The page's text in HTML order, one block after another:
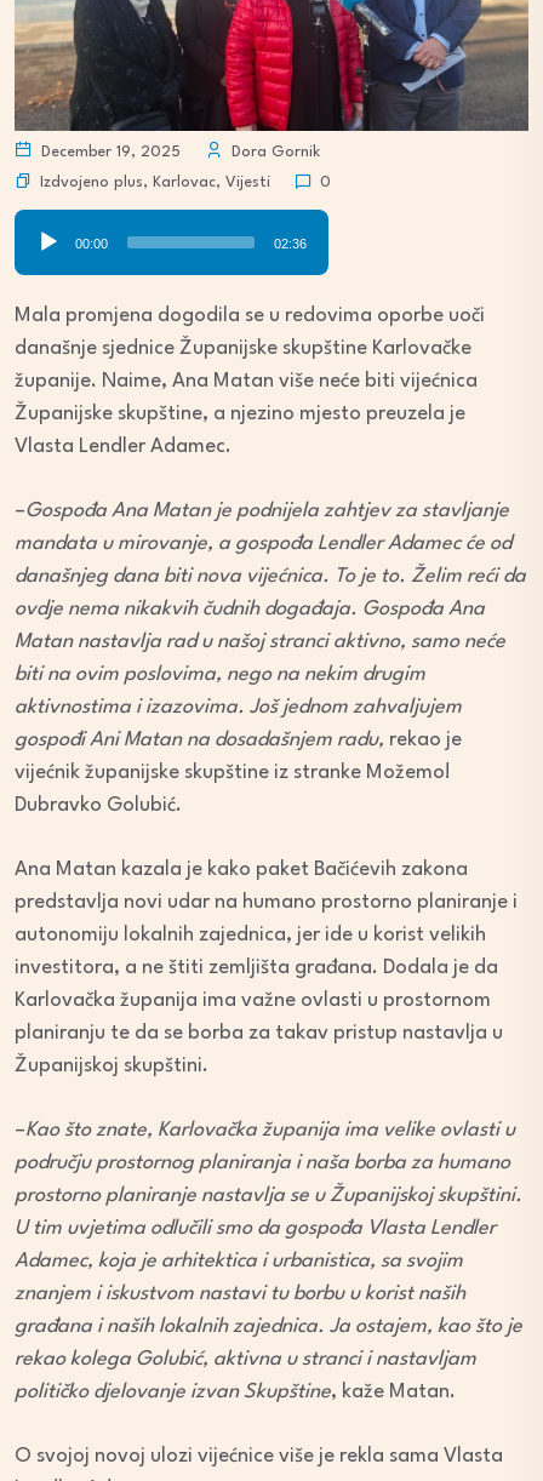
December 19, 2025
Dora Gornik
Izdvojeno plus, Karlovac, Vijesti 0
00:00 02:36
Mala promjena dogodila se u redovima oporbe uoči
današnje sjednice Županijske skupštine Karlovačke
županije. Naime, Ana Matan više neće biti vijećnica
Županijske skupštine, a njezino mjesto preuzela je
Vlasta Lendler Adamec.
–Gospođa Ana Matan je podnijela zahtjev za stavljanje
mandata u mirovanje, a gospođa Lendler Adamec će od
današnjeg dana biti nova vijećnica. To je to. Želim reći da
ovdje nema nikakvih čudnih događaja. Gospođa Ana
Matan nastavlja rad u našoj stranci aktivno, samo neće
biti na ovim poslovima, nego na nekim drugim
aktivnostima i izazovima. Još jednom zahvaljujem
gospođi Ani Matan na dosadašnjem radu, rekao je
vijećnik županijske skupštine iz stranke Možemo!
Dubravko Golubić.
Ana Matan kazala je kako paket Bačićevih zakona
predstavlja novi udar na humano prostorno planiranje i
autonomiju lokalnih zajednica, jer ide u korist velikih
investitora, a ne štiti zemljišta građana. Dodala je da
Karlovačka županija ima važne ovlasti u prostornom
planiranju te da se borba za takav pristup nastavlja u
Županijskoj skupštini.
–Kao što znate, Karlovačka županija ima velike ovlasti u
području prostornog planiranja i naša borba za humano
prostorno planiranje nastavlja se u Županijskoj skupštini.
U tim uvjetima odlučili smo da gospođa Vlasta Lendler
Adamec, koja je arhitektica i urbanistica, sa svojim
znanjem i iskustvom nastavi tu borbu u korist naših
građana i naših lokalnih zajednica. Ja ostajem, kao što je
rekao kolega Golubić, aktivna u stranci i nastavljam
političko djelovanje izvan Skupštine, kaže Matan.
O svojoj novoj ulozi vijećnice više je rekla sama Vlasta